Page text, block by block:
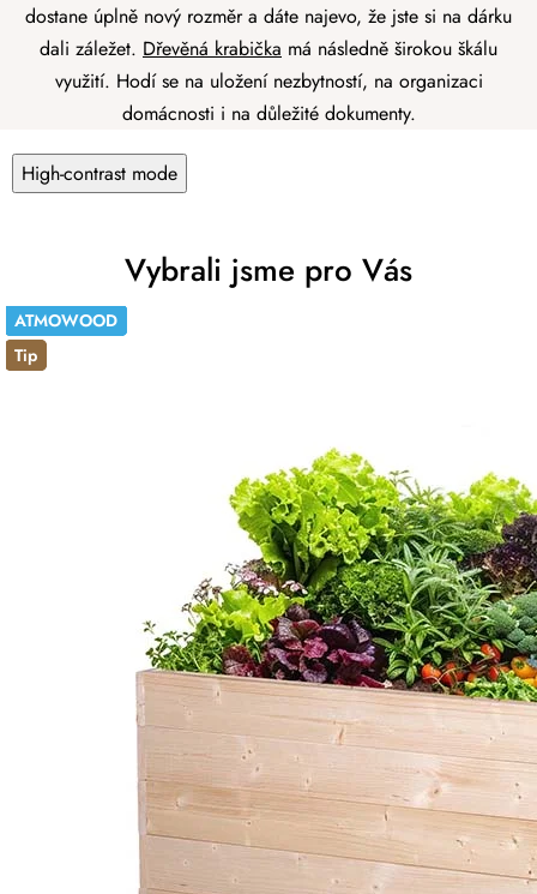
dostane úplně nový rozměr a dáte najevo, že jste si na dárku
dali záležet. Dřevěná krabička má následně širokou škálu
využití. Hodí se na uložení nezbytností, na organizaci
domácnosti i na důležité dokumenty.
High-contrast mode
Vybrali jsme pro Vás
ATMOWOOD
-20%
Tip
ATMOWOOD
Tip
ATMOWOOD
Tip
ATMOWOOD
ATMOWOOD
ATMOWOOD